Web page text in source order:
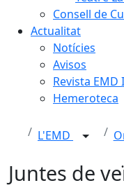
Consell de
Actualitat
Notícies
Avisos
Revista
Hemeroteca
L'EMD
Juntes de